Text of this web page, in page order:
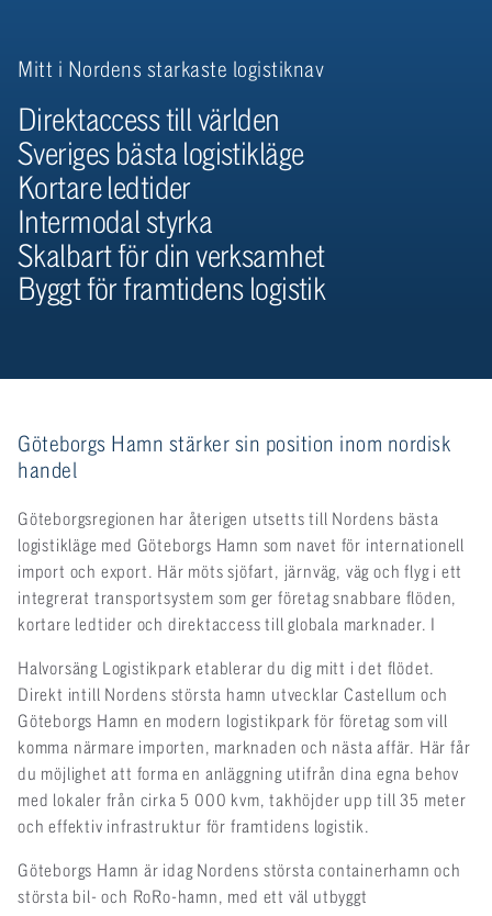
Mitt i Nordens starkaste logistiknav
Direktaccess till världen
Sveriges bästa logistikläge
Kortare ledtider
Intermodal styrka
Skalbart för din verksamhet
Byggt för framtidens logistik
Göteborgs Hamn stärker sin position inom nordisk
handel
Göteborgsregionen har återigen utsetts till Nordens bästa
logistikläge med Göteborgs Hamn som navet för internationell
import och export. Här möts sjöfart, järnväg, väg och flyg i ett
integrerat transportsystem som ger företag snabbare flöden,
kortare ledtider och direktaccess till globala marknader. I
Halvorsäng Logistikpark etablerar du dig mitt i det flödet.
Direkt intill Nordens största hamn utvecklar Castellum och
Göteborgs Hamn en modern logistikpark för företag som vill
komma närmare importen, marknaden och nästa affär. Här får
du möjlighet att forma en anläggning utifrån dina egna behov
med lokaler från cirka 5 000 kvm, takhöjder upp till 35 meter
och effektiv infrastruktur för framtidens logistik.
Göteborgs Hamn är idag Nordens största containerhamn och
största bil- och RoRo-hamn, med ett väl utbyggt